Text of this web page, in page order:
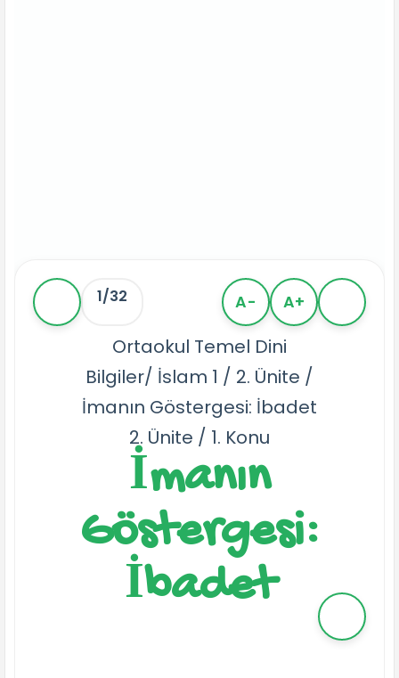
1/32 A- A+
Ortaokul Temel Dini
Bilgiler/ İslam 1 / 2. Ünite /
İmanın Göstergesi: İbadet
2. Ünite / 1. Konu
İmanın
Göstergesi:
İbadet